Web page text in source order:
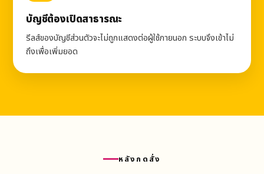
บัญชีต้องเปิดสาธารณะ
รีลส์ของบัญชีส่วนตัวจะไม่ถูกแสดงต่อผู้ใช้ภายนอก ระบบจึงเข้าไม่
ถึงเพื่อเพิ่มยอด
หลังกดสั่ง